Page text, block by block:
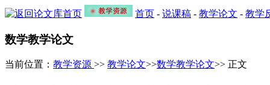
首页 - 说课稿 - 教学论文 - 教学
数学教学论文
当前位置： 教学资源 >> 教学论文>>数学教学论文>> 正文